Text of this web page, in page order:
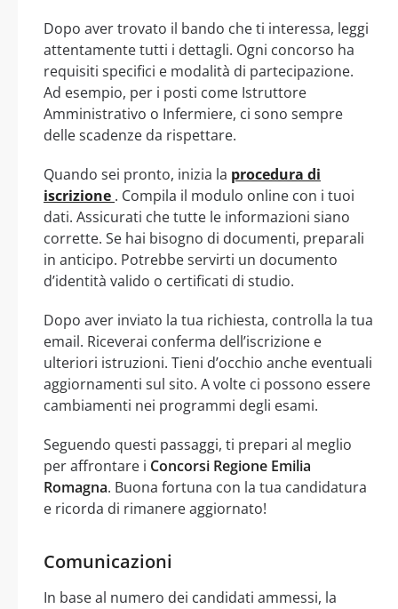
Dopo aver trovato il bando che ti interessa, leggi
attentamente tutti i dettagli. Ogni concorso ha
requisiti specifici e modalità di partecipazione.
Ad esempio, per i posti come Istruttore
Amministrativo o Infermiere, ci sono sempre
delle scadenze da rispettare.
Quando sei pronto, inizia la procedura di
iscrizione . Compila il modulo online con i tuoi
dati. Assicurati che tutte le informazioni siano
corrette. Se hai bisogno di documenti, preparali
in anticipo. Potrebbe servirti un documento
d’identità valido o certificati di studio.
Dopo aver inviato la tua richiesta, controlla la tua
email. Riceverai conferma dell’iscrizione e
ulteriori istruzioni. Tieni d’occhio anche eventuali
aggiornamenti sul sito. A volte ci possono essere
cambiamenti nei programmi degli esami.
Seguendo questi passaggi, ti prepari al meglio
per affrontare i Concorsi Regione Emilia
Romagna. Buona fortuna con la tua candidatura
e ricorda di rimanere aggiornato!
Comunicazioni
In base al numero dei candidati ammessi, la